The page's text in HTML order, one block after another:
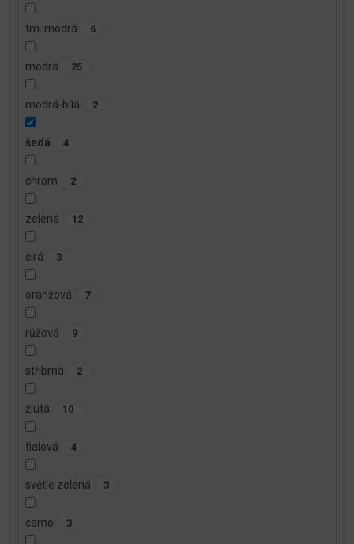
tm. modrá 6
modrá 25
modrá-bílá 2
šedá 4
chrom 2
zelená 12
čirá 3
oranžová 7
růžová 9
stříbrná 2
žlutá 10
fialová 4
světle zelená 3
camo 3